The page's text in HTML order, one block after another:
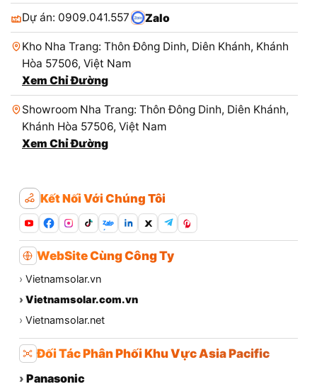
Dự án: 0909.041.557 Zalo
Kho Nha Trang: Thôn Đông Dinh, Diên Khánh, Khánh
Hòa 57506, Việt Nam
Xem Chỉ Đường
Showroom Nha Trang: Thôn Đông Dinh, Diên Khánh,
Khánh Hòa 57506, Việt Nam
Xem Chỉ Đường
Kết Nối Với Chúng Tôi
Zalo
WebSite Cùng Công Ty
› Vietnamsolar.vn
› Vietnamsolar.com.vn
› Vietnamsolar.net
Đối Tác Phân Phối Khu Vực Asia Pacific
› Panasonic